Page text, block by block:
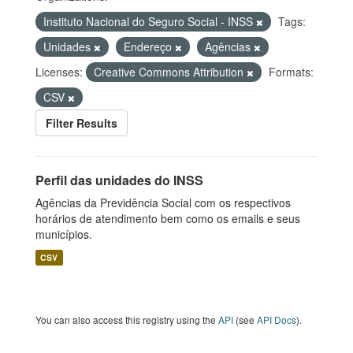
Instituto Nacional do Seguro Social - INSS
Tags:
Unidades
Endereço
Agências
Licenses:
Creative Commons Attribution
Formats:
CSV
Filter Results
Perfil das unidades do INSS
Agências da Previdência Social com os respectivos
horários de atendimento bem como os emails e seus
municípios.
CSV
You can also access this registry using the API (see API Docs).